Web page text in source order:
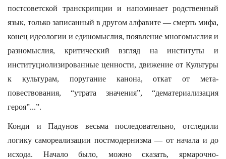
постсоветской транскрипции и напоминает родственный
язык, только записанный в другом алфавите — смерть мифа,
конец идеологии и единомыслия, появление многомыслия и
разномыслия, критический взгляд на институты и
институциолизированные ценности, движение от Культуры
к культурам, поругание канона, откат от мета-
повествования, “утрата значения”, “дематериализация
героя”...”.
Конди и Падунов весьма последовательно, отследили
логику самореализации постмодернизма — от начала и до
исхода. Начало было, можно сказать, ярмарочно-